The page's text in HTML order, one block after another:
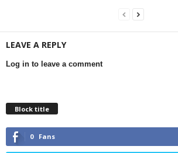
LEAVE A REPLY
Log in to leave a comment
Block title
0 Fans